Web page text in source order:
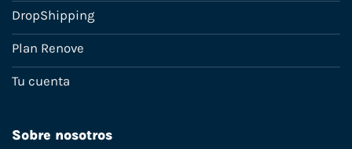
DropShipping
Plan Renove
Tu cuenta
Sobre nosotros